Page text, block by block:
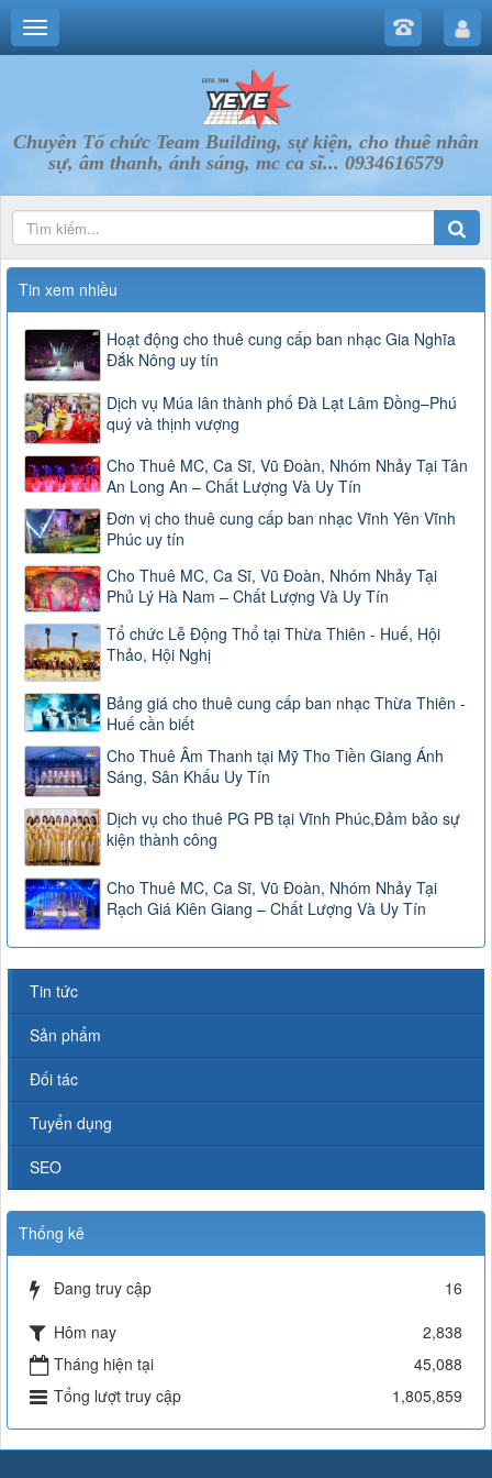
Chuyên Tổ chức Team Building, sự kiện, cho thuê nhân
sự, âm thanh, ánh sáng, mc ca sĩ... 0934616579
Tin xem nhiều
Hoạt động cho thuê cung cấp ban nhạc Gia Nghĩa
Đắk Nông uy tín
Dịch vụ Múa lân thành phố Đà Lạt Lâm Đồng–Phú
quý và thịnh vượng
Cho Thuê MC, Ca Sĩ, Vũ Đoàn, Nhóm Nhảy Tại Tân
An Long An – Chất Lượng Và Uy Tín
Đơn vị cho thuê cung cấp ban nhạc Vĩnh Yên Vĩnh
Phúc uy tín
Cho Thuê MC, Ca Sĩ, Vũ Đoàn, Nhóm Nhảy Tại
Phủ Lý Hà Nam – Chất Lượng Và Uy Tín
Tổ chức Lễ Động Thổ tại Thừa Thiên - Huế, Hội
Thảo, Hội Nghị
Bảng giá cho thuê cung cấp ban nhạc Thừa Thiên -
Huế cần biết
Cho Thuê Âm Thanh tại Mỹ Tho Tiền Giang Ánh
Sáng, Sân Khấu Uy Tín
Dịch vụ cho thuê PG PB tại Vĩnh Phúc,Đảm bảo sự
kiện thành công
Cho Thuê MC, Ca Sĩ, Vũ Đoàn, Nhóm Nhảy Tại
Rạch Giá Kiên Giang – Chất Lượng Và Uy Tín
Tin tức
Sản phẩm
Đối tác
Tuyển dụng
SEO
Thống kê
Đang truy cập
16
Hôm nay
2,838
Tháng hiện tại
45,088
Tổng lượt truy cập
1,805,859